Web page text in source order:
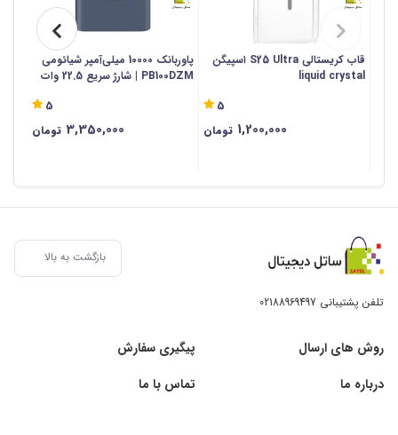
قاب کریستالی S25 Ultra اسپیگن
liquid crystal
5
1,200,000 تومان
پاوربانک 10000 میلی‌آمپر شیائومی
PB100DZM | شارژ سریع 22.5 وات
5
3,350,000 تومان
بازگشت به بالا
تلفن پشتیبانی 02188969497
روش های ارسال
پیگیری سفارش
درباره ما
تماس با ما